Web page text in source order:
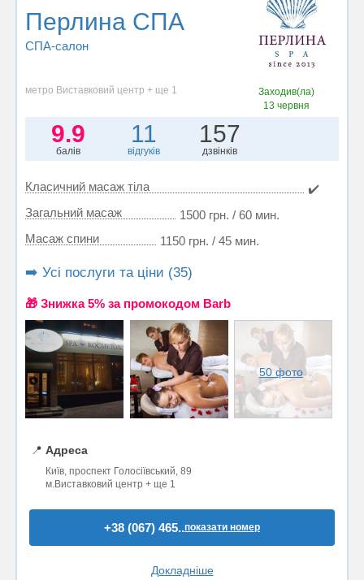
Перлина СПА
СПА-салон
метро Виставковий центр + ще 1
Заходив(ла)
13 червня
9.9
балів
11
відгуків
157
дзвінків
Класичний масаж тіла
✔️
Загальний масаж
1500 грн. / 60 мин.
Масаж спини
1150 грн. / 45 мин.
➡️ Усі послуги та ціни (35)
🎁 Знижка 5% за промокодом Barb
50 фото
📍 Адреса
Київ, проспект Голосіївський, 89
м.Виставковий центр + ще 1
+38 (067) 465..показати номер
Докладніше